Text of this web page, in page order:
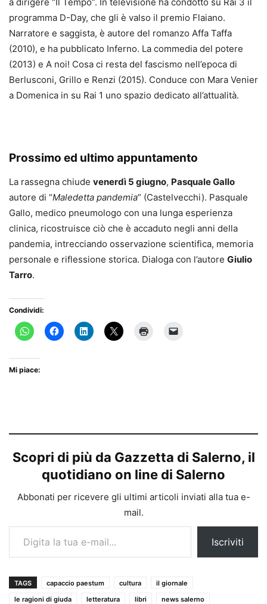
programma D-Day, che gli è valso il premio Flaiano.
Narratore e saggista, è autore del romanzo Affa Taffa
(2010), e ha pubblicato Inferno. La commedia del potere
(2013) e A noi! Cosa ci resta del fascismo nell’epoca di
Berlusconi, Grillo e Renzi (2015). Conduce con Mara Venier
a Domenica in su Rai 1 uno spazio dedicato all’attualità.
Prossimo ed ultimo appuntamento
La rassegna chiude venerdì 5 giugno, Pasquale Gallo
autore di “Maledetta pandemia” (Castelvecchi). Pasquale
Gallo, medico pneumologo con una lunga esperienza
clinica, ricostruisce ciò che è accaduto negli anni della
pandemia, intrecciando osservazione scientifica, memoria
personale e riflessione storica. Dialoga con l’autore Giulio
Tarro.
Condividi:
Mi piace:
Scopri di più da Gazzetta di Salerno, il
quotidiano on line di Salerno
Abbonati per ricevere gli ultimi articoli inviati alla tua e-
mail.
Digita la tua e-mail...
Iscriviti
TAGS capaccio paestum cultura
il giornale
le ragioni di giuda
letteratura libri
news salerno